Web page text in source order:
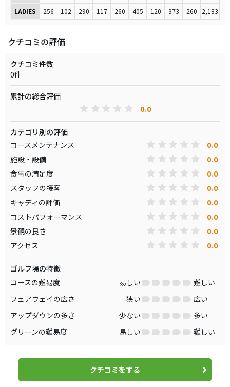
LADIES
256 102 290 117 260 405 120 373 260 2,183
クチコミの評価
クチコミ件数
0件
累計の総合評価
0.0
カテゴリ別の評価
コースメンテナンス
0.0
施設・設備 0.0
食事の満足度 0.0
スタッフの接客 0.0
キャディの評価 0.0
コストパフォーマンス 0.0
景観の良さ 0.0
アクセス 0.0
ゴルフ場の特徴
コースの難易度
易しい
難しい
フェアウェイの広さ
狭い
広い
アップダウンの多さ
少ない
多い
グリーンの難易度
易しい 難しい
クチコミをする